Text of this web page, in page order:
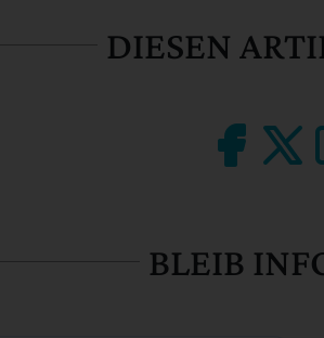
DIESEN
BLEIB